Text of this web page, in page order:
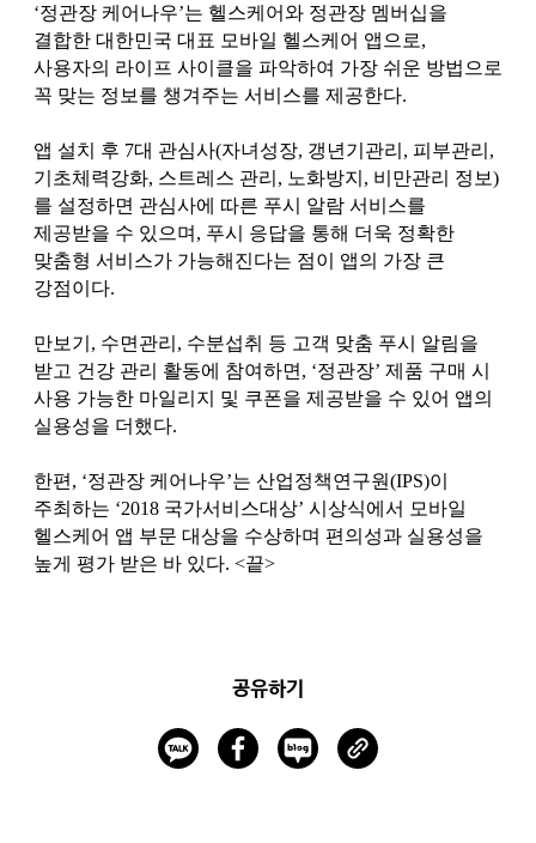
‘정관장 케어나우’는 헬스케어와 정관장 멤버십을
결합한 대한민국 대표 모바일 헬스케어 앱으로,
사용자의 라이프 사이클을 파악하여 가장 쉬운 방법으로
꼭 맞는 정보를 챙겨주는 서비스를 제공한다.
앱 설치 후 7대 관심사(자녀성장, 갱년기관리, 피부관리,
기초체력강화, 스트레스 관리, 노화방지, 비만관리 정보)
를 설정하면 관심사에 따른 푸시 알람 서비스를
제공받을 수 있으며, 푸시 응답을 통해 더욱 정확한
맞춤형 서비스가 가능해진다는 점이 앱의 가장 큰
강점이다.
만보기, 수면관리, 수분섭취 등 고객 맞춤 푸시 알림을
받고 건강 관리 활동에 참여하면, ‘정관장’ 제품 구매 시
사용 가능한 마일리지 및 쿠폰을 제공받을 수 있어 앱의
실용성을 더했다.
한편, ‘정관장 케어나우’는 산업정책연구원(IPS)이
주최하는 ‘2018 국가서비스대상’ 시상식에서 모바일
헬스케어 앱 부문 대상을 수상하며 편의성과 실용성을
높게 평가 받은 바 있다. <끝>
공유하기